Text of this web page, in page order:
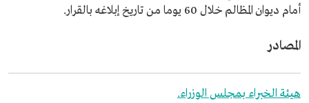
أمام ديوان المظالم خلال 60 يوما من تاريخ إبلاغه بالقرار.
المصادر
هيئة الخبراء بمجلس الوزراء.